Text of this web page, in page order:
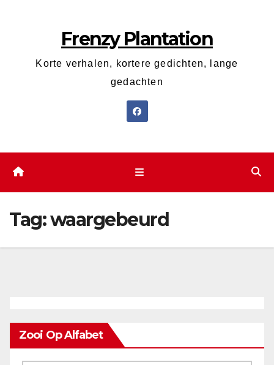
Frenzy Plantation
Korte verhalen, kortere gedichten, lange
gedachten
Tag:waargebeurd
Zooi Op Alfabet